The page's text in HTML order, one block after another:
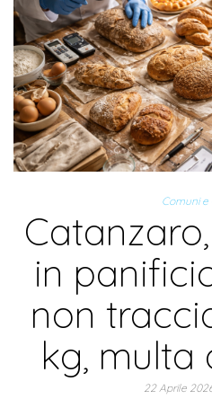
Comuni e
in
non
kg, multa
22 Aprile